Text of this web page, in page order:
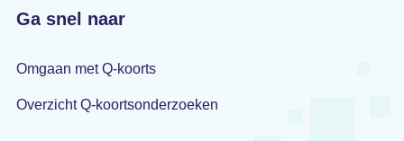
Ga snel naar
Omgaan met Q-koorts
Overzicht Q-koortsonderzoeken